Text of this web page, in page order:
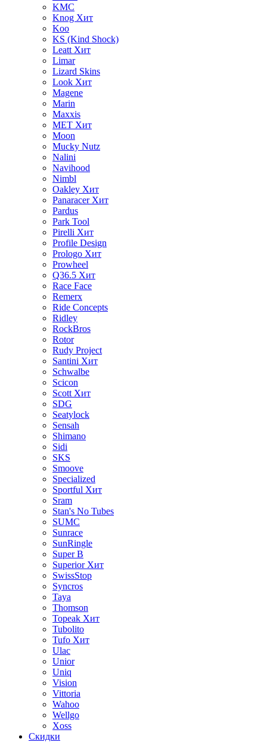
KMC
Knog Хит
Koo
KS (Kind Shock)
Leatt Хит
Limar
Lizard Skins
Look Хит
Magene
Marin
Maxxis
MET Хит
Moon
Mucky Nutz
Nalini
Navihood
Nimbl
Oakley Хит
Panaracer Хит
Pardus
Park Tool
Pirelli Хит
Profile Design
Prologo Хит
Prowheel
Q36.5 Хит
Race Face
Remerx
Ride Concepts
Ridley
RockBros
Rotor
Rudy Project
Santini Хит
Schwalbe
Scicon
Scott Хит
SDG
Seatylock
Sensah
Shimano
Sidi
SKS
Smoove
Specialized
Sportful Хит
Sram
Stan's No Tubes
SUMC
Sunrace
SunRingle
Super B
Superior Хит
SwissStop
Syncros
Taya
Thomson
Topeak Хит
Tubolito
Tufo Хит
Ulac
Unior
Uniq
Vision
Vittoria
Wahoo
Wellgo
Xoss
Скидки